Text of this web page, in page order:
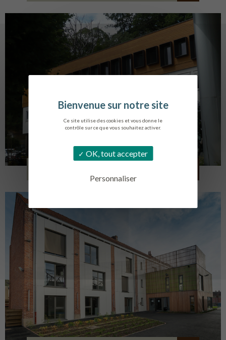
Ce site utilise des cookies et vous donne le
contrôle sur ce que vous souhaitez activer.
OK, tout accepter
Personnaliser